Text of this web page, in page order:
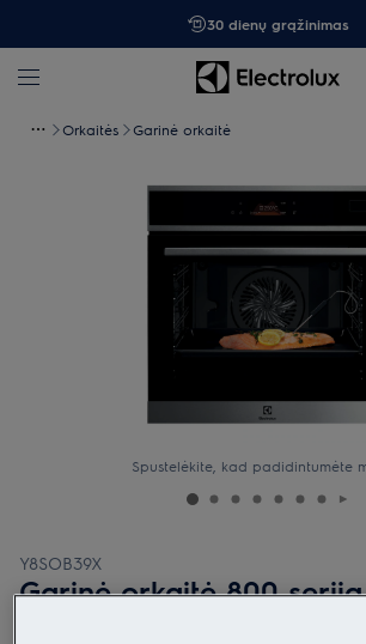
30 dienų grąžinimas
Orkaitės Garinė orkaitė
Spustelėkite, kad padidintumėte
Y8SOB39X
Garinė orkaitė 800 serija
„SteamBoost“ su maisto